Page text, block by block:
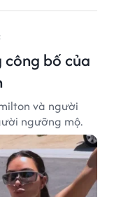
bố của
và người
ngưỡng mộ.